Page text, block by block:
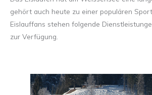
gehört auch heute zu einer populären
Eislauffans stehen folgende
zur Verfügung.